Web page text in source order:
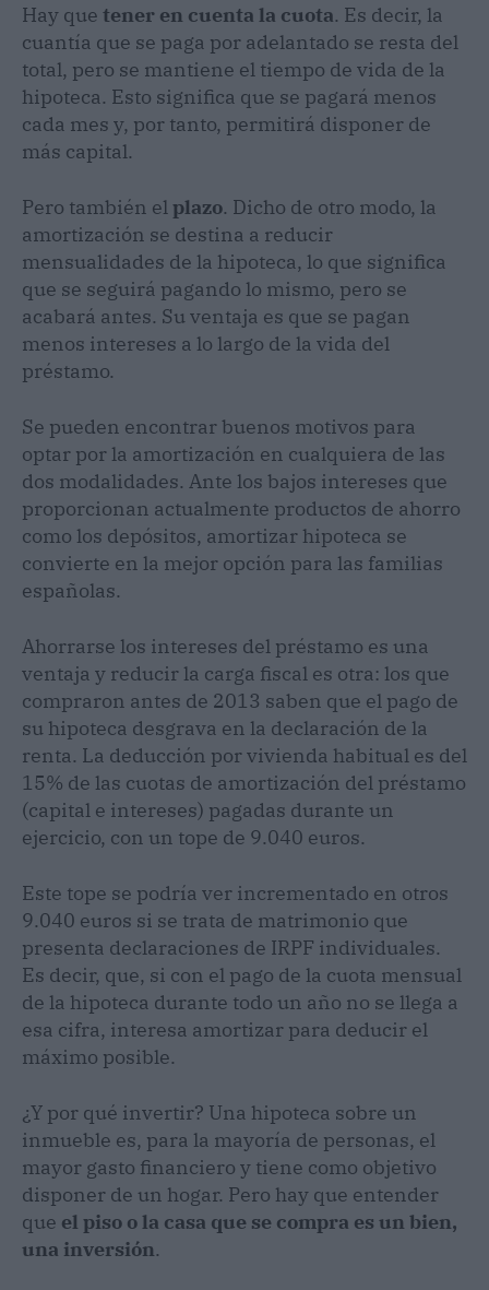
Hay que tener en cuenta la cuota. Es decir, la
cuantía que se paga por adelantado se resta del
total, pero se mantiene el tiempo de vida de la
hipoteca. Esto significa que se pagará menos
cada mes y, por tanto, permitirá disponer de
más capital.
Pero también elplazo. Dicho de otro modo, la
amortización se destina a reducir
mensualidades de la hipoteca, lo que significa
que se seguirá pagando lo mismo, pero se
acabará antes. Su ventaja es que se pagan
menos intereses a lo largo de la vida del
préstamo.
Se pueden encontrar buenos motivos para
optar por la amortización en cualquiera de las
dos modalidades. Ante los bajos intereses que
proporcionan actualmente productos de ahorro
como los depósitos, amortizar hipoteca se
convierte en la mejor opción para las familias
españolas.
Ahorrarse los intereses del préstamo es una
ventaja y reducir la carga fiscal es otra: los que
compraron antes de 2013 saben que el pago de
su hipoteca desgrava en la declaración de la
renta. La deducción por vivienda habitual es del
15% de las cuotas de amortización del préstamo
(capital e intereses) pagadas durante un
ejercicio, con un tope de 9.040 euros.
Este tope se podría ver incrementado en otros
9.040 euros si se trata de matrimonio que
presenta declaraciones de IRPF individuales.
Es decir, que, si con el pago de la cuota mensual
de la hipoteca durante todo un año no se llega a
esa cifra, interesa amortizar para deducir el
máximo posible.
¿Y por qué invertir? Una hipoteca sobre un
inmueble es, para la mayoría de personas, el
mayor gasto financiero y tiene como objetivo
disponer de un hogar. Pero hay que entender
que el piso o la casa que se compra es un bien,
una inversión.